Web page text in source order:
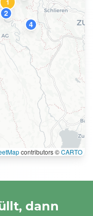
1
2
4
contributors ©CARTO
dann